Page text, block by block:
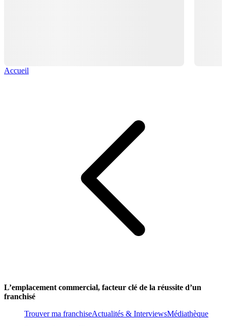
Accueil
L’emplacement commercial, facteur clé de la réussite d’un
franchisé
Trouver ma franchiseActualités & InterviewsMédiathèque